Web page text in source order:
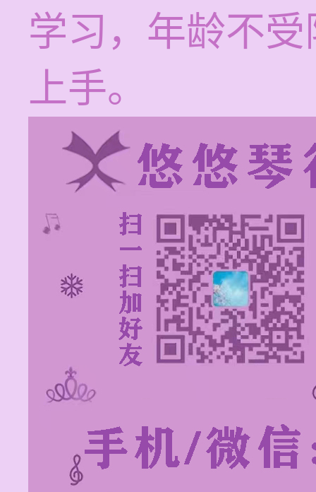
学习，年龄不
上手。